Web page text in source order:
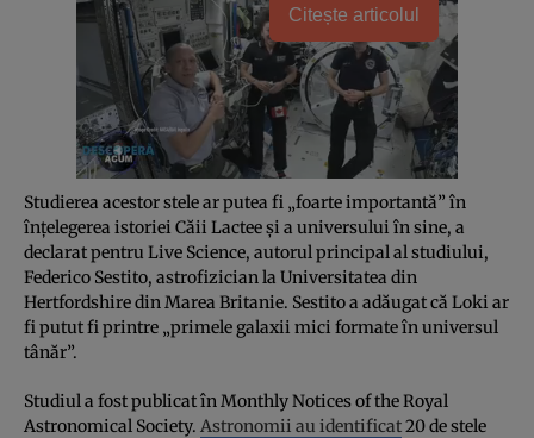
Citește articolul
Studierea acestor stele ar putea fi „foarte importantă” în
înțelegerea istoriei Căii Lactee și a universului în sine, a
declarat pentru Live Science, autorul principal al studiului,
Federico Sestito, astrofizician la Universitatea din
Hertfordshire din Marea Britanie. Sestito a adăugat că Loki ar
fi putut fi printre „primele galaxii mici formate în universul
tânăr”.
Studiul a fost publicat în Monthly Notices of the Royal
Astronomical Society. Astronomii au identificat20 de stele